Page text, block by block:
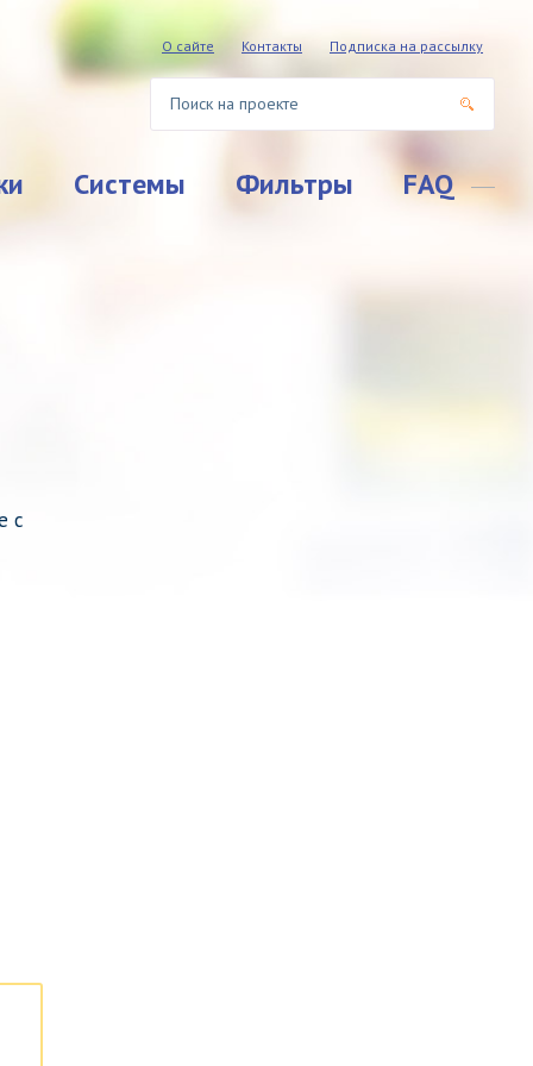
О сайте Контакты Подписка на рассылку
Системы Фильтры FAQ
с